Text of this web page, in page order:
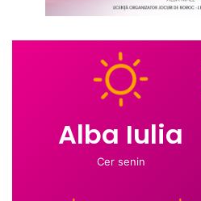
Alba Iulia
Cer senin